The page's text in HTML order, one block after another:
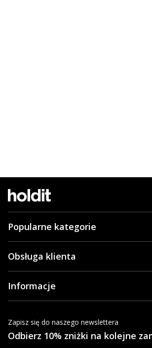
Popularne kategorie
Obsługa klienta
Informacje
Zapisz się do naszego newslettera
Odbierz 10% zniżki na kolejne